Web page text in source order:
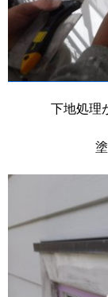
下地処理